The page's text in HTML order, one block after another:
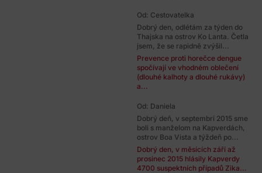
Od: Cestovatelka
Dobrý den, odlétám za týden do
Thajska na ostrov Ko Lanta. Četla
jsem, že se rapidně zvýšil...
Prevence proti horečce dengue
spočívají ve vhodném oblečení
(dlouhé kalhoty a dlouhé rukávy)
a...
Od: Daniela
Dobrý deň, v septembri 2015 sme
boli s manželom na Kapverdách,
ostrov Boa Vista a týždeň po...
Dobrý den, v měsících září až
prosinec 2015 hlásily Kapverdy
4700 suspektních případů Zika...